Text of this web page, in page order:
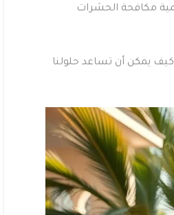
مكافحة الحشرات
يمكن أن تساعد حلولنا